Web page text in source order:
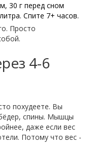
30 г перед сном
Спите 7+ часов.
Просто
4-6
похудеете. Вы
спины. Мышцы
даже если вес
Потому что вес -